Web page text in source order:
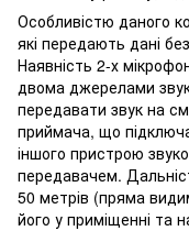
Особливістю даного
які передають дані
Наявність 2-х
двома джерелами
передавати звук на
приймача, що
іншого пристрою
передавачем.
50 метрів (пряма
його у приміщенні та